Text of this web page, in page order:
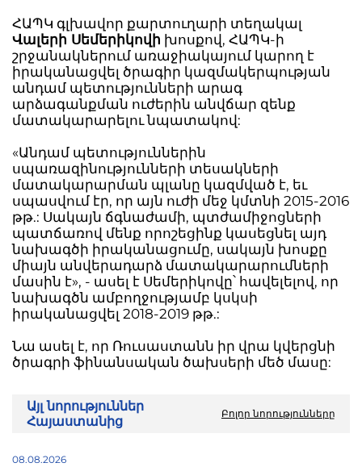
ՀԱՊԿ գլխավոր քարտուղարի տեղակալ
Վալերի Սեմերիկովի խոսքով, ՀԱՊԿ-ի
շրջանակներում առաջիակայում կարող է
իրականացվել ծրագիր կազմակերպության
անդամ պետությունների արագ
արձագանքման ուժերին անվճար զենք
մատակարարելու նպատակով:
«Անդամ պետություններին
սպառազինությունների տեսակների
մատակարարման պլանը կազմված է, եւ
սպասվում էր, որ այն ուժի մեջ կմտնի 2015-2016
թթ.: Սակայն ճգնաժամի, պտժամիջոցների
պատճառով մենք որոշեցինք կասեցնել այդ
նախագծի իրականացումը, սակայն խոսքը
միայն անվերադարձ մատակարարումների
մասին է», - ասել է Սեմերիկովը՝ հավելելով, որ
նախագծն ամբողջությամբ կսկսի
իրականացվել 2018-2019 թթ.:
Նա ասել է, որ Ռուսաստանն իր վրա կվերցնի
ծրագրի ֆինանսական ծախսերի մեծ մասը:
Այլ նորություններ
Հայաստանից
Բոլոր նորությունները
08.08.2026